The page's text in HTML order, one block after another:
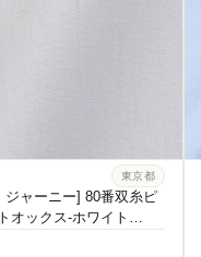
東京都
ジャーニー] 80番双糸ピ
オックス-ホワイト